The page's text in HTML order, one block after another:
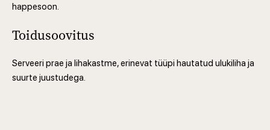
happesoon.
Toidusoovitus
Serveeri prae ja lihakastme, erinevat tüüpi hautatud ulukiliha ja
suurte juustudega.